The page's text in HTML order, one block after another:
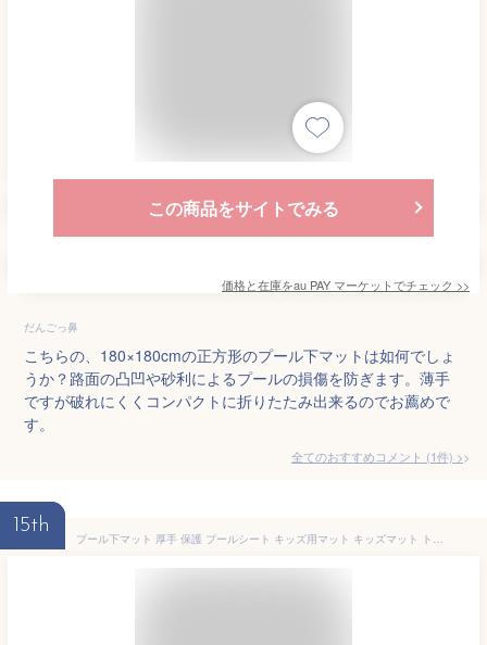
この商品をサイトでみる
価格と在庫をau PAY マーケットでチェック >>
だんごっ鼻
こちらの、180×180cmの正方形のプール下マットは如何でしょ
うか？路面の凸凹や砂利によるプールの損傷を防ぎます。薄手
ですが破れにくくコンパクトに折りたたみ出来るのでお薦めで
す。
全てのおすすめコメント (1件) >
15th
プール下マット 厚手 保護 プールシート キッズ用マット キッズマット トロピカル Q649 子供も安心 怪我予防 荷物置き